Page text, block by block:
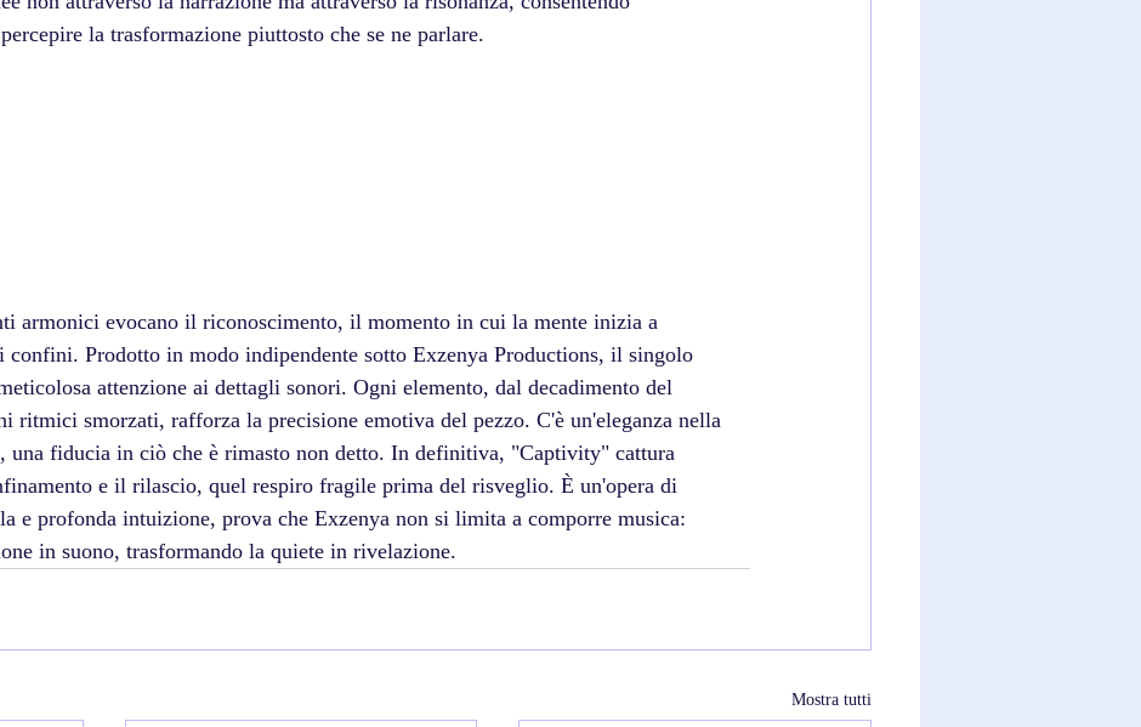
la trasformazione piuttosto che se ne parlare.
armonici evocano il riconoscimento, il momento in cui la mente inizia a
confini. Prodotto in modo indipendente sotto Exzenya Productions, il singolo
attenzione ai dettagli sonori. Ogni elemento, dal decadimento del
ritmici smorzati, rafforza la precisione emotiva del pezzo. C'è un'eleganza nella
una fiducia in ciò che è rimasto non detto. In definitiva, "Captivity" cattura
e il rilascio, quel respiro fragile prima del risveglio. È un'opera di
e profonda intuizione, prova che Exzenya non si limita a comporre musica:
in suono, trasformando la quiete in rivelazione.
Mostra tutti